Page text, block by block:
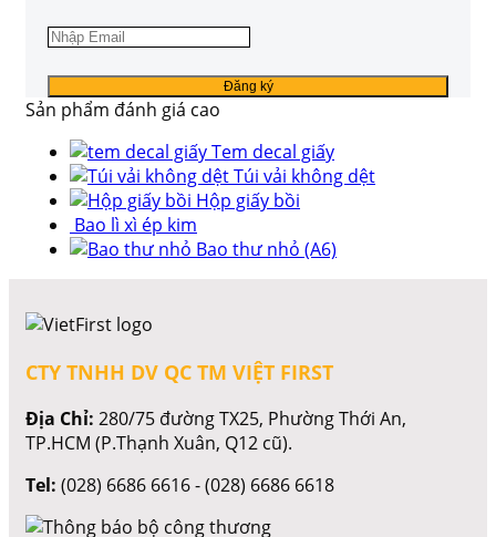
Sản phẩm đánh giá cao
Tem decal giấy
Túi vải không dệt
Hộp giấy bồi
Bao lì xì ép kim
Bao thư nhỏ (A6)
CTY TNHH DV QC TM VIỆT FIRST
Địa Chỉ: 280/75 đường TX25, Phường Thới An,
TP.HCM (P.Thạnh Xuân, Q12 cũ).
Tel: (028) 6686 6616 - (028) 6686 6618